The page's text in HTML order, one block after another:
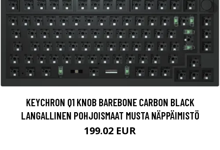
KEYCHRON Q1 KNOB BAREBONE CARBON BLACK
LANGALLINEN POHJOISMAAT MUSTA NÄPPÄIMISTÖ
199.02 EUR